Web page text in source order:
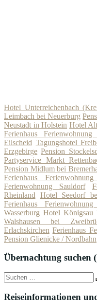
Hotel Unterreichenbach
Leimbach bei Neuerburg
Neustadt in Holstein Hotel
Ferienhaus Ferienwohnung
Eilscheid Tagungshotel
Erzgebirge Pension
Partyservice Markt
Pension Midlum bei
Ferienhaus
Ferienwohnung Sauldorf
Rheinland
Hotel Seedorf
Ferienhaus
Wasserburg Hotel Königsau
Walshausen bei
Erlachskirchen Ferienhaus
Pension Glienicke / Nordbahn
Übernachtung suchen
Suche
nach:
Reiseinformationen